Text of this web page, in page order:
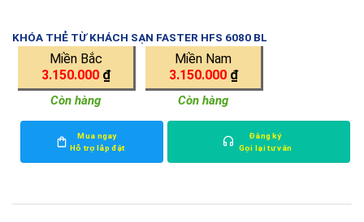
KHÓA THẺ TỪ KHÁCH SẠN FASTER HFS 6080 BL
Miền Bắc
3.150.000 ₫
Còn hàng
Miền Nam
3.150.000 ₫
Còn hàng
Mua ngay
Hỗ trợ lắp đặt
Đăng ký
Gọi lại tư vấn